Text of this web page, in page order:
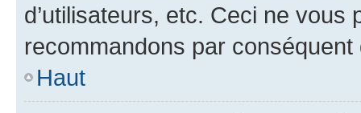
d’utilisateurs, etc. Ceci ne vous
recommandons par conséquent
Haut